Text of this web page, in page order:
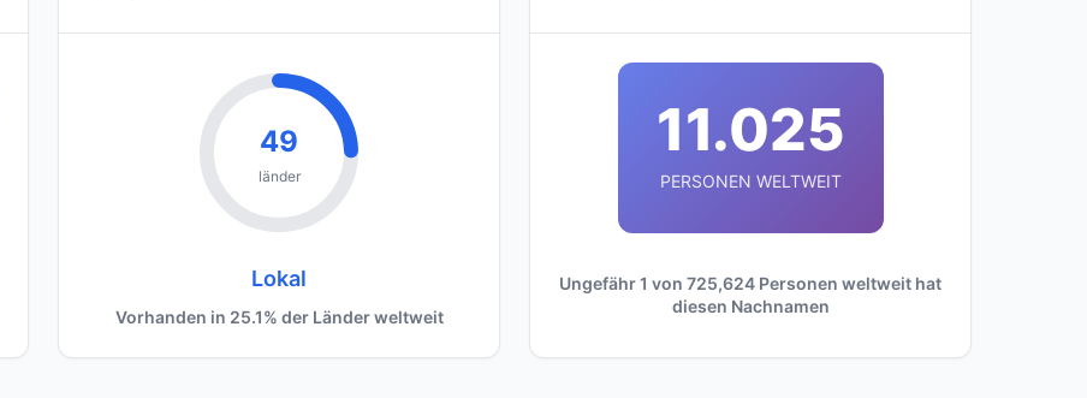
49
länder
Lokal
Vorhanden in 25.1% der Länder weltweit
11.025
PERSONEN WELTWEIT
Ungefähr 1 von 725,624 Personen weltweit hat
diesen Nachnamen